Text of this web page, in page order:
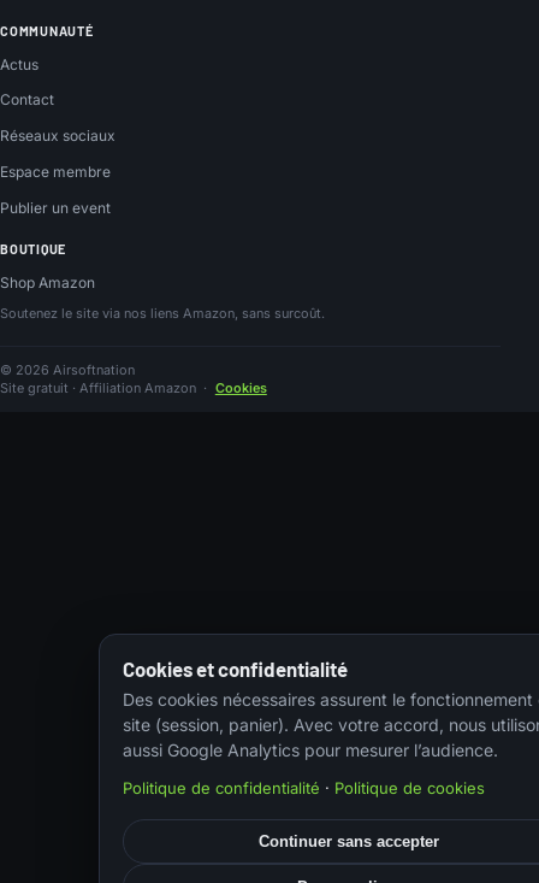
COMMUNAUTÉ
Actus
Contact
Réseaux sociaux
Espace membre
Publier un event
BOUTIQUE
Shop Amazon
Soutenez le site via nos liens Amazon, sans surcoût.
© 2026 Airsoftnation
Site gratuit · Affiliation Amazon · Cookies
Cookies et confidentialité
Des cookies nécessaires assurent le fonctionnement
site (session, panier). Avec votre accord, nous
aussi Google Analytics pour mesurer l’audience.
Politique de confidentialité · Politique de cookies
Continuer sans accepter